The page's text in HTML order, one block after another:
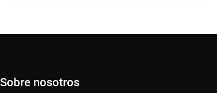
Sobre nosotros